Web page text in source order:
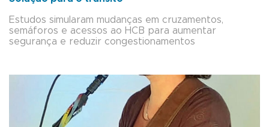
Estudos simularam mudanças em cruzamentos,
semáforos e acessos ao HCB para aumentar
segurança e reduzir congestionamentos